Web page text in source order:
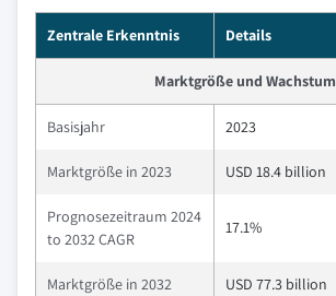
Zentrale Erkenntnis Details
Marktgröße und Wachstum
Basisjahr 2023
Marktgröße in 2023 USD 18.4 billion
Prognosezeitraum 2024
to 2032 CAGR
17.1%
Marktgröße in 2032 USD 77.3 billion